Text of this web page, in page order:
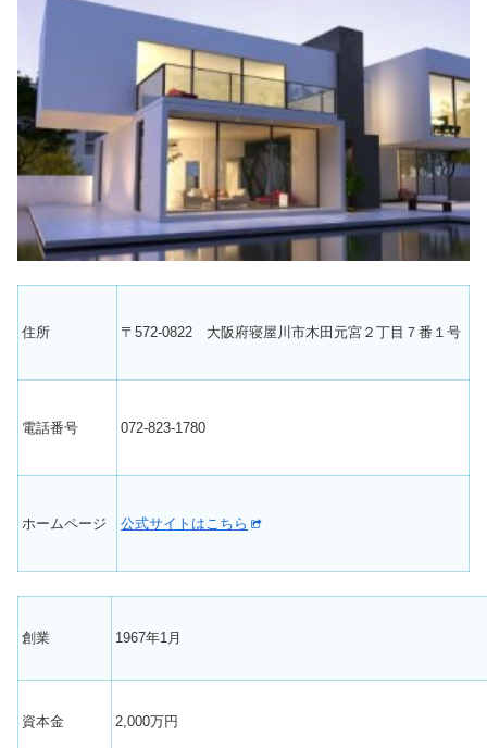
住所 〒572-0822 大阪府寝屋川市木田元宮２丁目７番１号
電話番号 072-823-1780
ホームページ 公式サイトはこちら
創業 1967年1月
資本金 2,000万円